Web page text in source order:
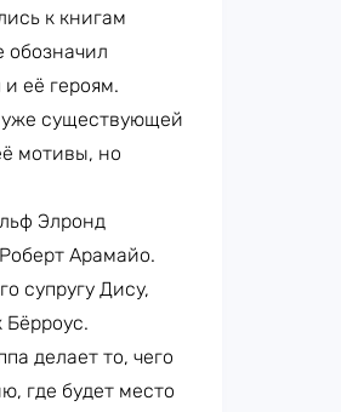
к книгам
обозначил
её героям.
уже существующей
мотивы, но
Элронд
Арамайо.
супругу Дису,
делает то, чего
где будет место